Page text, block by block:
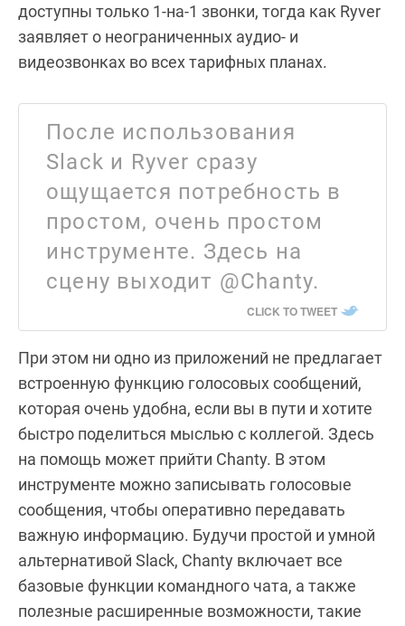
доступны только 1-на-1 звонки, тогда как Ryver
заявляет о неограниченных аудио- и
видеозвонках во всех тарифных планах.
После использования
Slack и Ryver сразу
ощущается потребность в
простом, очень простом
инструменте. Здесь на
сцену выходит @Chanty.
CLICK TO TWEET
При этом ни одно из приложений не предлагает
встроенную функцию голосовых сообщений,
которая очень удобна, если вы в пути и хотите
быстро поделиться мыслью с коллегой. Здесь
на помощь может прийти Chanty. В этом
инструменте можно записывать голосовые
сообщения, чтобы оперативно передавать
важную информацию. Будучи простой и умной
альтернативой Slack, Chanty включает все
базовые функции командного чата, а также
полезные расширенные возможности, такие